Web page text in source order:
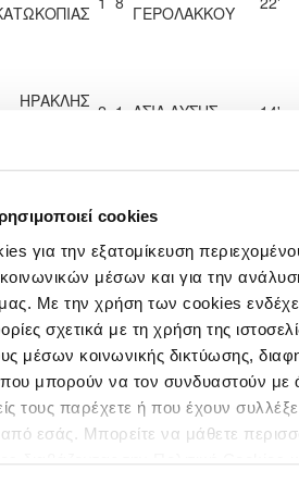
cookies
για την εξατομίκευση
μέσων και για την
Με την χρήση των cookies
σχετικά με τη χρήση της
μέσων κοινωνικής δικτύωσης,
που μπορούν να τον συνδυαστούν με
τους παρέχετε ή που έχουν
εσάς. Μπορείτε να μάθετε
ΓΕΡΟΛΑΚΚΟΥ
ΗΡΑΚΛΗΣ 2 1 ΑΣΙΛ ΛΥΣΗΣ 14'
ΗΡΑΚΛΗΣ 1 3 ΠΑΕΕΚ
ΗΡΑΚΛΗΣ
5 2
ΔΟΞΑ
ΚΑΤΩΚΟΠΙΑΣ
33'
ΗΡΑΚΛΗΣ11 1 ΔΟΞΑ
ΚΑΤΩΚΟΠΙΑΣ
90'